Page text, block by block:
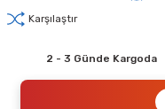
Karşılaştır
2 - 3 Günde Kargoda